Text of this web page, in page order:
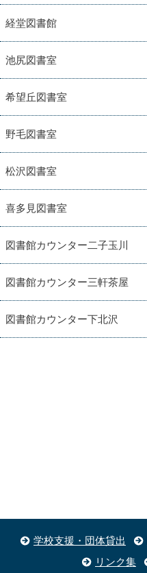
経堂図書館
池尻図書室
希望丘図書室
野毛図書室
松沢図書室
喜多見図書室
図書館カウンター二子玉川
図書館カウンター三軒茶屋
図書館カウンター下北沢
学校支援・団体貸出
リンク集